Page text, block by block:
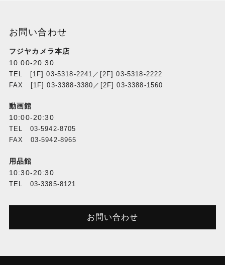
お問い合わせ
フジヤカメラ本店
10:00-20:30
TEL [1F] 03-5318-2241／[2F] 03-5318-2222
FAX [1F] 03-3388-3380／[2F] 03-3388-1560
動画館
10:00-20:30
TEL 03-5942-8705
FAX 03-5942-8965
用品館
10:30-20:30
TEL 03-3385-8121
お問い合わせ